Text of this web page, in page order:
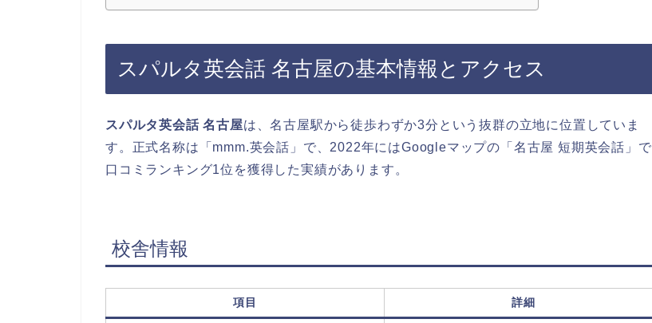
スパルタ英会話 名古屋の基本情報とアクセス
スパルタ英会話 名古屋は、名古屋駅から徒歩わずか3分という抜群の立地に位置していま
す。正式名称は「mmm.英会話」で、2022年にはGoogleマップの「名古屋 短期英会話」で
口コミランキング1位を獲得した実績があります。
校舎情報
項目 詳細